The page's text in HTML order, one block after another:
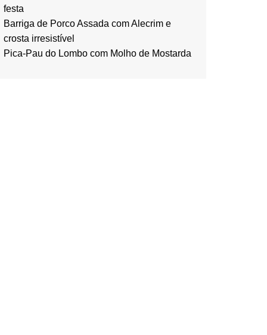
festa
Barriga de Porco Assada com Alecrim e
crosta irresistível
Pica-Pau do Lombo com Molho de Mostarda